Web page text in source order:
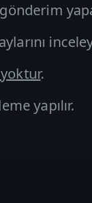
.
yapılır.